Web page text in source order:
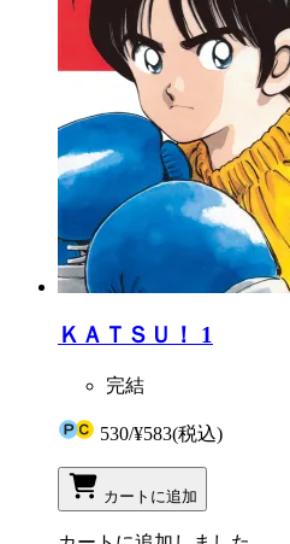
ＫＡＴＳＵ！ 1
完結
530/¥583(税込)
カートに追加